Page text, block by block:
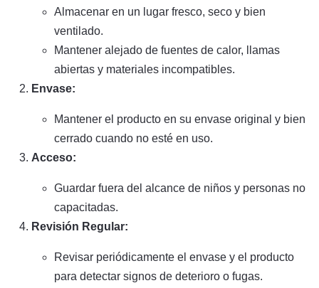
Almacenar en un lugar fresco, seco y bien
ventilado.
Mantener alejado de fuentes de calor, llamas
abiertas y materiales incompatibles.
Envase:
Mantener el producto en su envase original y bien
cerrado cuando no esté en uso.
Acceso:
Guardar fuera del alcance de niños y personas no
capacitadas.
Revisión Regular:
Revisar periódicamente el envase y el producto
para detectar signos de deterioro o fugas.